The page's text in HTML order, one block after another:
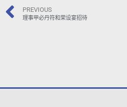
PREVIOUS
理事甲必丹符和荣设宴招待